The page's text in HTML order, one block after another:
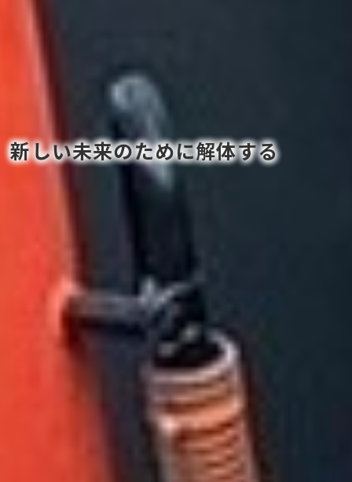
新しい未来のために解体する